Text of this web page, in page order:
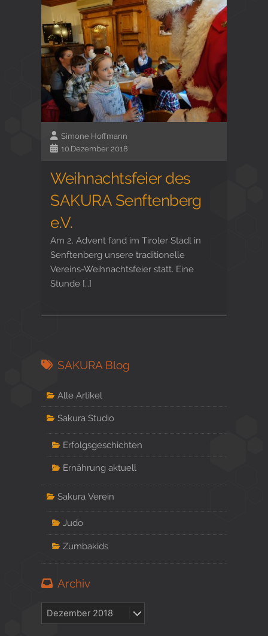
Simone Hoffmann
10.Dezember 2018
Weihnachtsfeier des
SAKURA Senftenberg
e.V.
Am 2. Advent fand im Tiroler Stadl in
Senftenberg unsere traditionelle
Vereins-Weihnachtsfeier statt. Eine
Stunde […]
SAKURA Blog
Alle Artikel
Sakura Studio
Erfolgsgeschichten
Ernährung aktuell
Sakura Verein
Judo
Zumbakids
Archiv